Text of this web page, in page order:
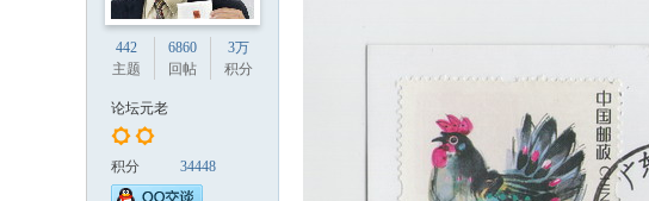
442
主题
6860
回帖
3万
积分
论坛元老
积分 34448